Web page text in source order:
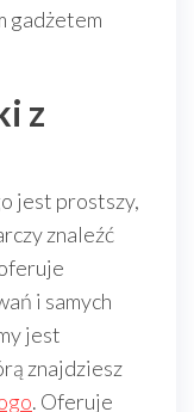
gadżetem
z
jest prostszy,
znaleźć
i samych
jest
znajdziesz
. Oferuje